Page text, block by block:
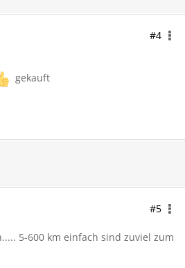
#4
gekauft
#5
5-600 km einfach sind zuviel zum